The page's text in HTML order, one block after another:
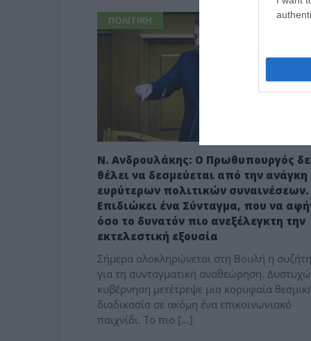
ΠΟΛΙΤΙΚΗ
Ν. Ανδρουλάκης: Ο Πρωθυπουργός
θέλει να δεσμεύεται από την ανάγκη
ευρύτερων πολιτικών συναινέσεων.
Επιδιώκει ένα Σύνταγμα, που να
όσο το δυνατόν πιο ανεξέλεγκτη την
εκτελεστική εξουσία
Σήμερα ολοκληρώνεται στη Βουλή η
για τη συνταγματική αναθεώρηση.
κυβέρνηση μετέτρεψε μια κορυφαία
διαδικασία σε ακόμη ένα επικοινωνιακό
παιχνίδι. Το πιο […]